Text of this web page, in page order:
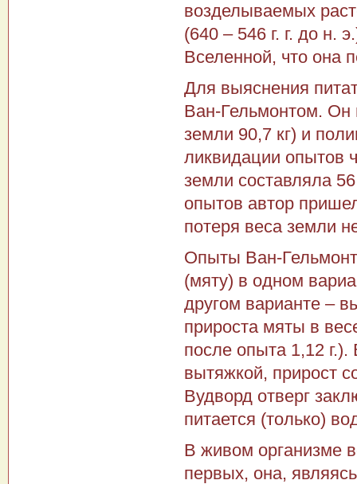
возделываемых
(640 – 546 г. г. до н.
Вселенной, что она
Для выяснения
Ван-Гельмонтом. Он
земли 90,7 кг) и
ликвидации опытов
земли составляла
опытов автор
потеря веса земли
Опыты Ван-
(мяту) в одном
другом варианте –
прироста мяты в
после опыта 1,12
вытяжкой, прирост
Вудворд отверг
питается (только)
В живом организме
первых, она,